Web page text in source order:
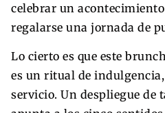
celebrar un
regalarse una jornada de
Lo cierto es que este
es un ritual de
servicio. Un despliegue de